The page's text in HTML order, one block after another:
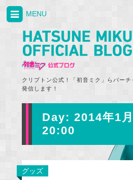
クリプトン公式！「初音ミク」らバー
発信します！
MENU
Day: 2014年1
20:00
グッズ